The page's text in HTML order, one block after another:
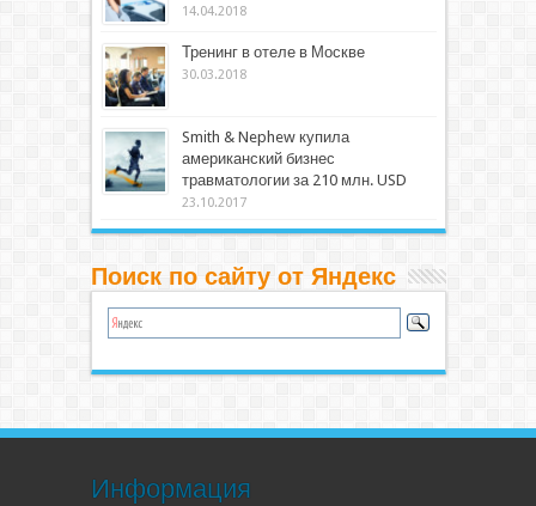
14.04.2018
Тренинг в отеле в Москве
30.03.2018
Smith & Nephew купила
американский бизнес
травматологии за 210 млн. USD
23.10.2017
Поиск по сайту от Яндекс
Информация